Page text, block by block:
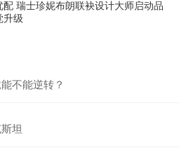
配 瑞士珍妮布朗联袂设计大师启动品
升级
不能逆转？
坦